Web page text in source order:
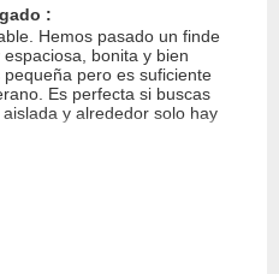
:
Hemos pasado un finde
bonita y bien
pero es suficiente
Es perfecta si buscas
y alrededor solo hay